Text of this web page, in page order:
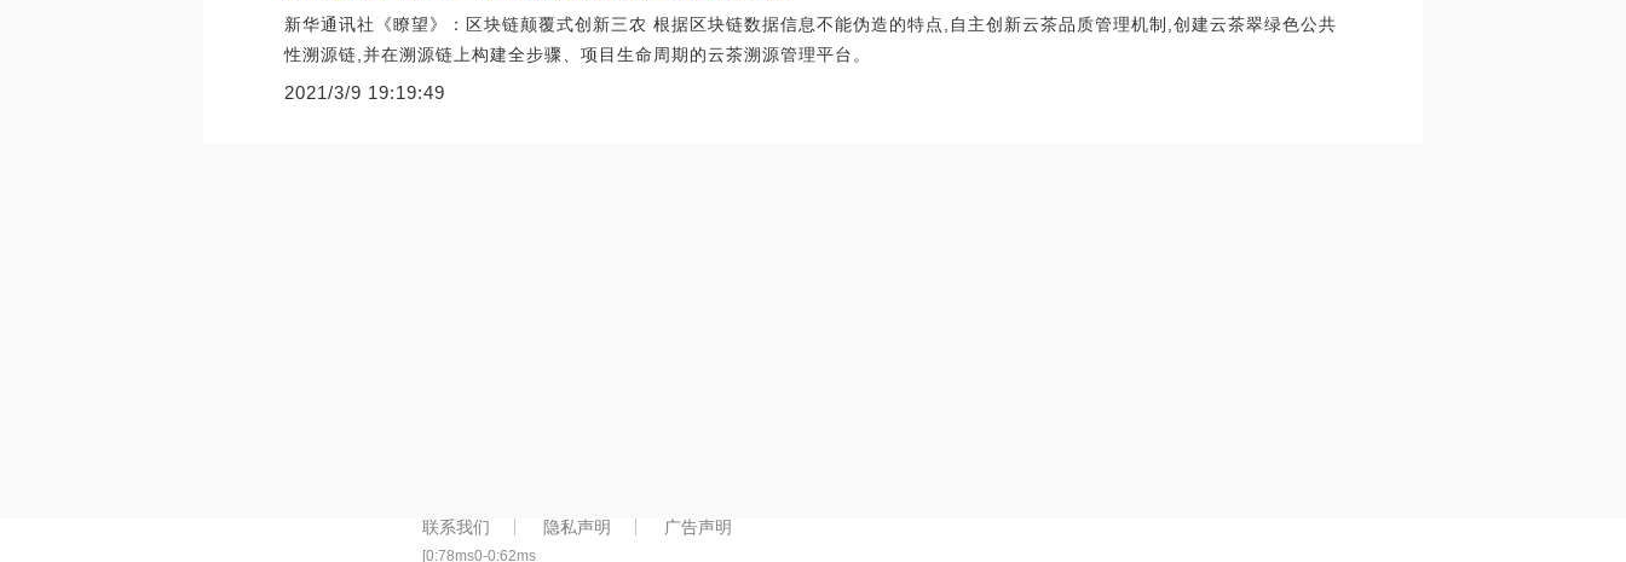
新华通讯社《瞭望》：区块链颠覆式创新三农 根据区块链数据信息不能伪造的特点,自主创新云茶品质管理机制,创建云茶翠绿色公共
性溯源链,并在溯源链上构建全步骤、项目生命周期的云茶溯源管理平台。
2021/3/9 19:19:49
联系我们 隐私声明 广告声明
[0:78ms0-0:62ms